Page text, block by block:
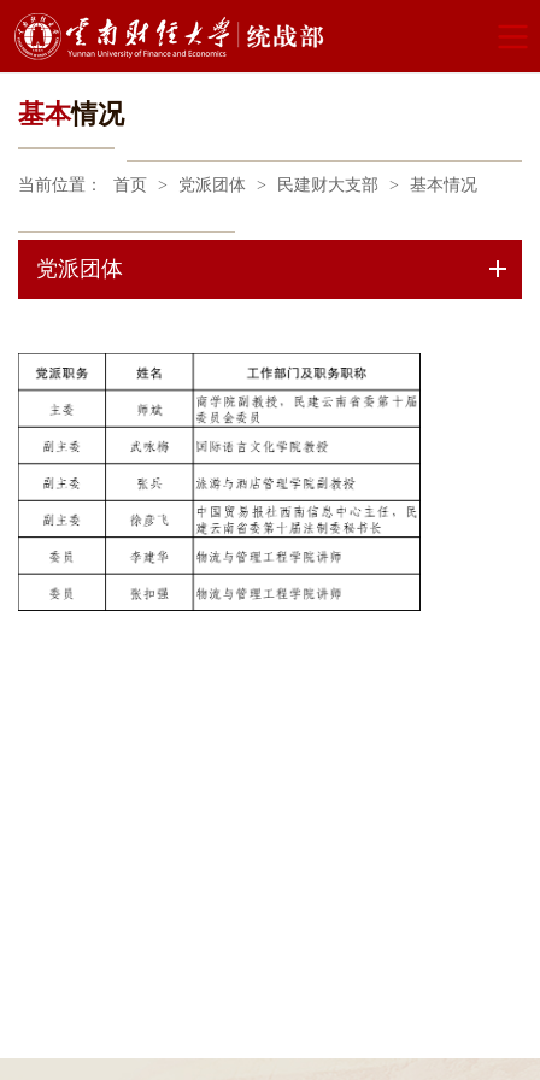
基本情况
当前位置： 首页 > 党派团体 > 民建财大支部 > 基本情况
党派团体